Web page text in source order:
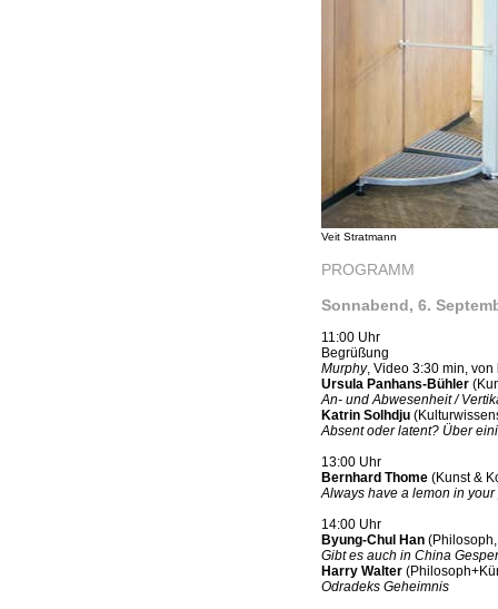
Veit Stratmann
PROGRAMM
Sonnabend, 6.
11:00 Uhr
Begrüßung
Murphy, Video 3:30 min, von
Ursula Panhans-Bühler
An- und Abwesenheit /
Katrin Solhdju
Absent oder latent? Über
13:00 Uhr
Bernhard Thome (Kunst &
Always have a lemon in your
14:00 Uhr
Byung-Chul Han
Gibt es auch in China
Harry Walter
Odradeks Geheimnis